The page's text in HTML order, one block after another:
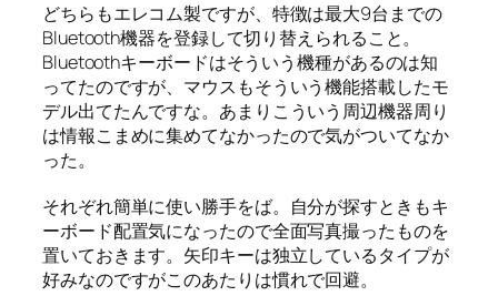
どちらもエレコム製ですが、特徴は最大9台までの
Bluetooth機器を登録して切り替えられること。
Bluetoothキーボードはそういう機種があるのは知
ってたのですが、マウスもそういう機能搭載したモ
デル出てたんですな。あまりこういう周辺機器周り
は情報こまめに集めてなかったので気がついてなか
った。
それぞれ簡単に使い勝手をば。自分が探すときもキ
ーボード配置気になったので全面写真撮ったものを
置いておきます。矢印キーは独立しているタイプが
好みなのですがこのあたりは慣れで回避。